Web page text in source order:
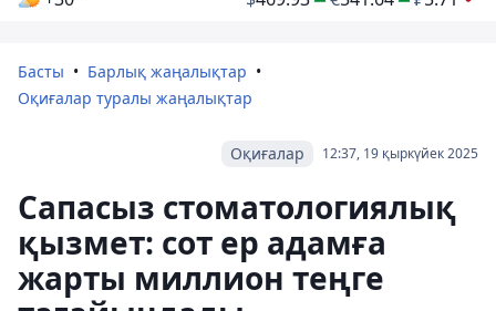
Басты
Барлық жаңалықтар
Оқиғалар туралы жаңалықтар
12:37, 19 қыркүйек 2025
Оқиғалар
Сапасыз стоматологиялық
қызмет: сот ер адамға
жарты миллион теңге